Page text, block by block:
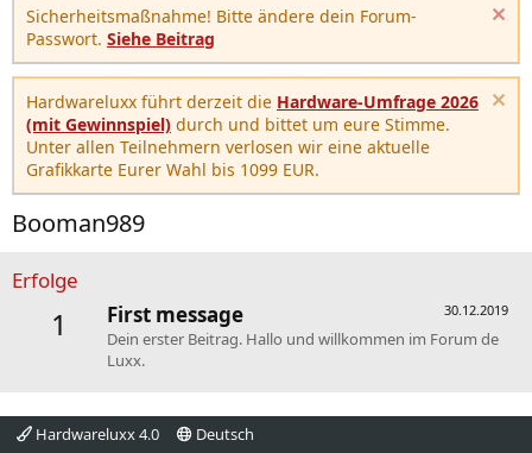
Sicherheitsmaßnahme! Bitte ändere dein Forum-
Passwort. Siehe Beitrag
Hardwareluxx führt derzeit die Hardware-Umfrage 2026
(mit Gewinnspiel) durch und bittet um eure Stimme.
Unter allen Teilnehmern verlosen wir eine aktuelle
Grafikkarte Eurer Wahl bis 1099 EUR.
Booman989
Erfolge
1 30.12.2019
First message
Dein erster Beitrag. Hallo und willkommen im Forum de
Luxx.
Hardwareluxx 4.0
Deutsch